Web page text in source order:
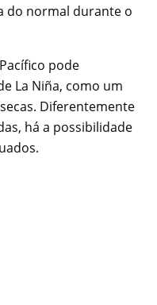
do normal durante o
pode
La Niña, como um
Diferentemente
há a possibilidade